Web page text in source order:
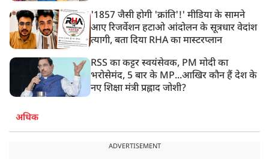
'1857 जैसी होगी 'क्रांति'!' मीडिया के सामने
आए रिजर्वेशन हटाओ आंदोलन के सूत्रधार वेदांश
त्यागी, बता दिया RHA का मास्टरप्लान
RSS का कट्टर स्वयंसेवक, PM मोदी का
भरोसेमंद, 5 बार के MP...आखिर कौन हैं देश के
नए शिक्षा मंत्री प्रह्लाद जोशी?
अधिक
ADVERTISEMENT